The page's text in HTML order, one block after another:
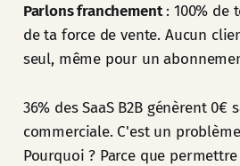
Parlons franchement: 100% de
de ta force de vente. Aucun
seul, même pour un
36% des SaaS B2B génèrent 0€
commerciale. C'est un
Pourquoi ? Parce que